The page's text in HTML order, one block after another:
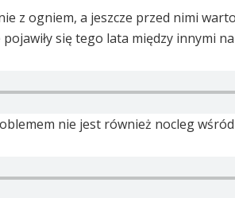
z ogniem, a jeszcze przed nimi
się tego lata między innymi
nie jest również nocleg